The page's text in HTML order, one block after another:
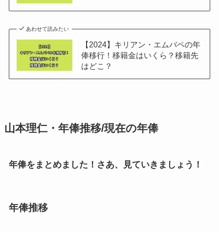
あわせて読みたい
【2024】キリアン・エムバペの年
俸移行！移籍金はいくら？移籍先
はどこ？
山本理仁・年俸推移/現在の年俸
年俸をまとめました！さあ、見ていきましょう！
年俸推移